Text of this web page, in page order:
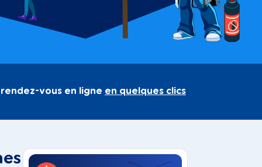
vous en ligne en quelques clics